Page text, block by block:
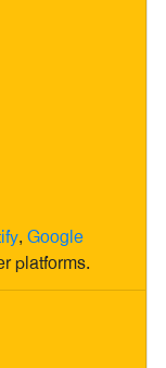
, Google
platforms.